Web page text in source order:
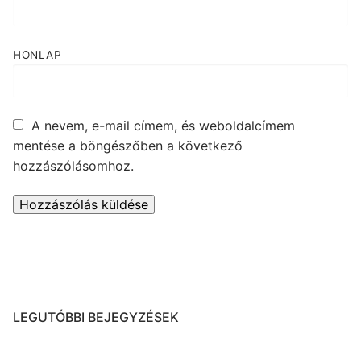
HONLAP
A nevem, e-mail címem, és weboldalcímem
mentése a böngészőben a következő
hozzászólásomhoz.
LEGUTÓBBI BEJEGYZÉSEK